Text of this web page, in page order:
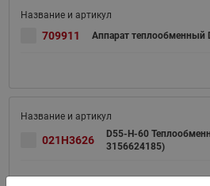
709911 Аппарат теплообменный
021H3626
D55-H-60
3156624185)